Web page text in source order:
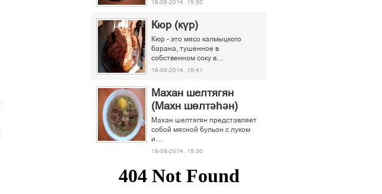
18-08-2014, 15:50
Кюр (күр)
Кюр - это мясо калмыцкого
барана, тушенное в
собственном соку в…
18-08-2014, 15:41
Махан шелтягян
(Махн шөлтәһән)
Махан шелтягян представляет
собой мясной бульон с луком
и…
18-08-2014, 15:30